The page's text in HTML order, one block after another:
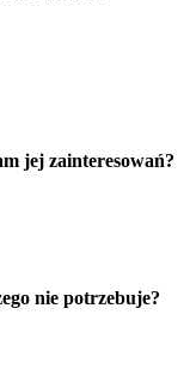
jej zainteresowań?
nie potrzebuje?